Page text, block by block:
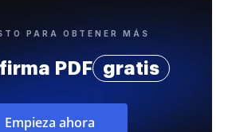
PARA OBTENER MÁS
PDF gratis
Empieza ahora